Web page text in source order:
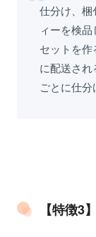
仕分け、
ィーを検
セットを
に配送さ
ごとに仕分
【特徴3